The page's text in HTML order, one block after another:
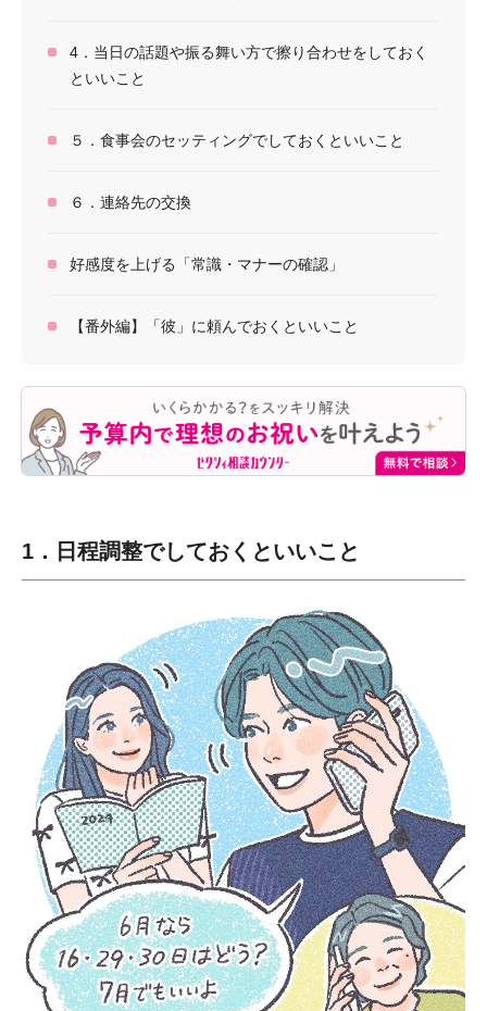
4．当日の話題や振る舞い方で擦り合わせをしておく
といいこと
５．食事会のセッティングでしておくといいこと
６．連絡先の交換
好感度を上げる「常識・マナーの確認」
【番外編】「彼」に頼んでおくといいこと
1．日程調整でしておくといいこと